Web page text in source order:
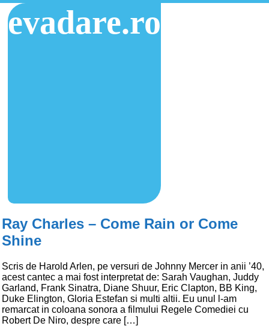
evadare.ro
Ray Charles – Come Rain or Come
Shine
Scris de Harold Arlen, pe versuri de Johnny Mercer in anii ’40,
acest cantec a mai fost interpretat de: Sarah Vaughan, Juddy
Garland, Frank Sinatra, Diane Shuur, Eric Clapton, BB King,
Duke Elington, Gloria Estefan si multi altii. Eu unul l-am
remarcat in coloana sonora a filmului Regele Comediei cu
Robert De Niro, despre care […]